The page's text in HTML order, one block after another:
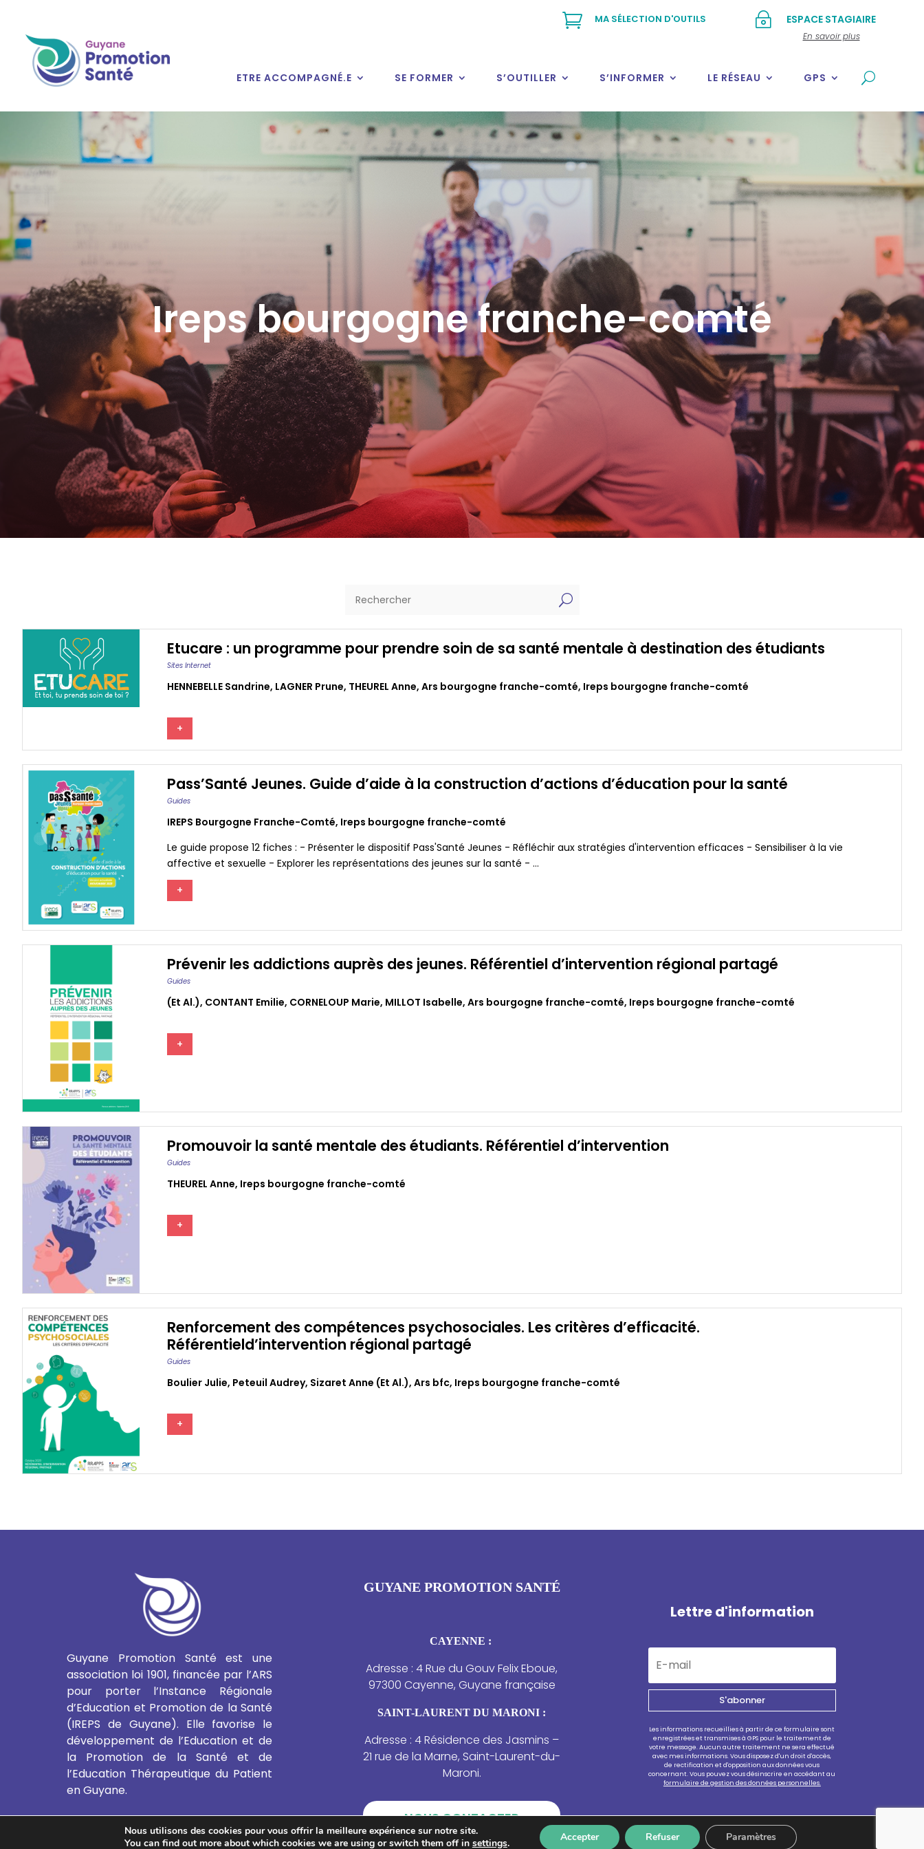
~ ESPACE STAGIAIRE
En savoir plus
 MA SÉLECTION D'OUTILS
ETRE ACCOMPAGNÉ.E SE FORMER S’OUTILLER S’INFORMER LE RÉSEAU GPS
Ireps bourgogne franche-comté
U
Etucare : un programme pour prendre soin de sa santé mentale à destination des étudiants
Sites Internet
HENNEBELLE Sandrine, LAGNER Prune, THEUREL Anne, Ars bourgogne franche-comté, Ireps bourgogne franche-comté
+
Pass’Santé Jeunes. Guide d’aide à la construction d’actions d’éducation pour la santé
Guides
IREPS Bourgogne Franche-Comté, Ireps bourgogne franche-comté
Le guide propose 12 fiches : - Présenter le dispositif Pass'Santé Jeunes - Réfléchir aux stratégies d'intervention efficaces - Sensibiliser à la vie
affective et sexuelle - Explorer les représentations des jeunes sur la santé - ...
+
Prévenir les addictions auprès des jeunes. Référentiel d’intervention régional partagé
Guides
(et Al.), CONTANT Emilie, CORNELOUP Marie, MILLOT Isabelle, Ars bourgogne franche-comté, Ireps bourgogne franche-comté
+
Promouvoir la santé mentale des étudiants. Référentiel d’intervention
Guides
THEUREL Anne, Ireps bourgogne franche-comté
+
Renforcement des compétences psychosociales. Les critères d’efficacité.
Référentield’intervention régional partagé
Guides
Boulier Julie, Peteuil Audrey, Sizaret Anne (et Al.), Ars bfc, Ireps bourgogne franche-comté
+
Guyane Promotion Santé est une
association loi 1901, financée par l’ARS
pour porter l’Instance Régionale
d’Education et Promotion de la Santé
(IREPS de Guyane). Elle favorise le
développement de l’Education et de
la Promotion de la Santé et de
l’Education Thérapeutique du Patient
en Guyane.
EN SAVOIR PLUS
GUYANE PROMOTION SANTÉ
CAYENNE :
Adresse : 4 Rue du Gouv Felix Eboue,
97300 Cayenne, Guyane française
SAINT-LAURENT DU MARONI :
Adresse : 4 Résidence des Jasmins –
21 rue de la Marne, Saint-Laurent-du-
Maroni.
NOUS CONTACTER
Lettre d'information
S'abonner
Les informations recueillies à partir de ce formulaire sont
enregistrées et transmises à GPS pour le traitement de
votre message. Aucun autre traitement ne sera effectué
avec mes informations. Vous disposez d'un droit d'accès,
de rectification et d'opposition aux données vous
concernant. Vous pouvez vous désinscrire en accédant au
formulaire de gestion des données personnelles.
Nous utilisons des cookies pour vous offrir la meilleure expérience sur notre site.
You can find out more about which cookies we are using or switch them off in settings. Accepter Refuser Paramètres